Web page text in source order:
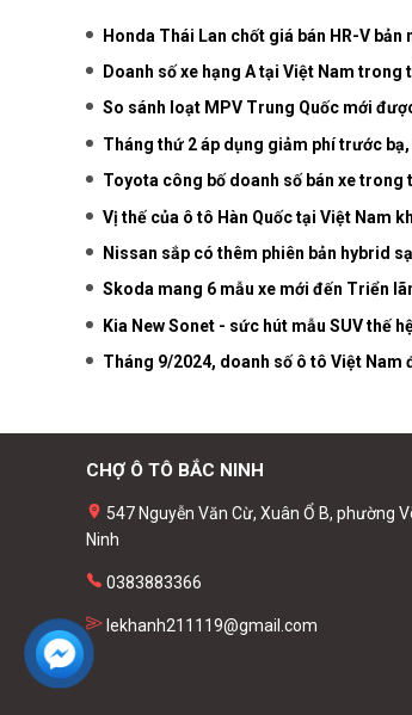
Honda Thái Lan chốt giá bán HR-V
Doanh số xe hạng A tại Việt Nam trong
So sánh loạt MPV Trung Quốc mới
Tháng thứ 2 áp dụng giảm phí trước
Toyota công bố doanh số bán xe trong
Vị thế của ô tô Hàn Quốc tại Việt Nam
Nissan sắp có thêm phiên bản hybrid
Skoda mang 6 mẫu xe mới đến Triển
Kia New Sonet - sức hút mẫu SUV thế
Tháng 9/2024, doanh số ô tô Việt Nam
CHỢ Ô TÔ BẮC NINH
547 Nguyễn Văn Cừ, Xuân Ổ B, phường
Ninh
0383883366
lekhanh211119@gmail.com